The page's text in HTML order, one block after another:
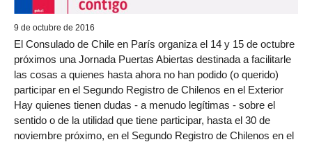
9 de octubre de 2016
El Consulado de Chile en París organiza el 14 y 15 de octubre
próximos una Jornada Puertas Abiertas destinada a facilitarle
las cosas a quienes hasta ahora no han podido (o querido)
participar en el Segundo Registro de Chilenos en el Exterior
Hay quienes tienen dudas - a menudo legítimas - sobre el
sentido o de la utilidad que tiene participar, hasta el 30 de
noviembre próximo, en el Segundo Registro de Chilenos en el